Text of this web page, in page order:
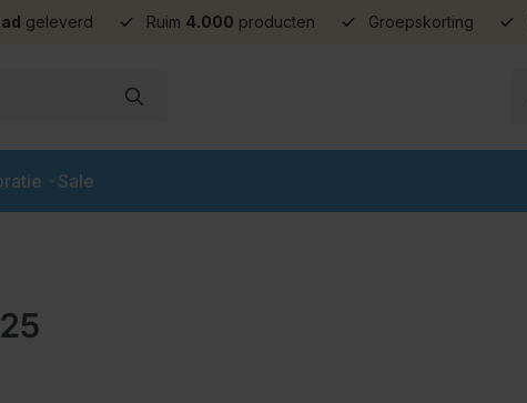
geleverd Ruim 4.000 producten Groepskorting
Sale